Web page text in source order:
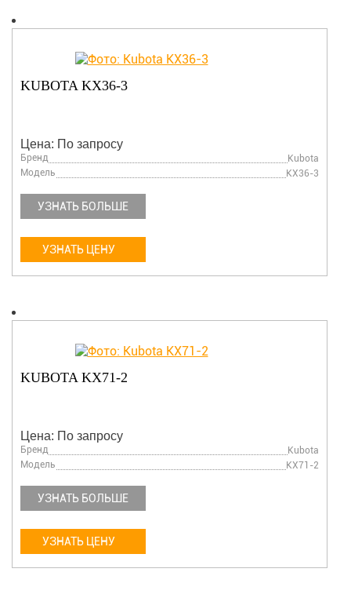
KUBOTA KX36-3
Цена: По запросу
Бренд
Kubota
Модель
KX36-3
УЗНАТЬ БОЛЬШЕ
УЗНАТЬ ЦЕНУ
KUBOTA KX71-2
Цена: По запросу
Бренд
Kubota
Модель
KX71-2
УЗНАТЬ БОЛЬШЕ
УЗНАТЬ ЦЕНУ